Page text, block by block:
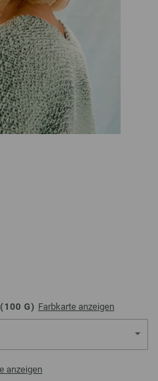
100 G) Farbkarte anzeigen
anzeigen